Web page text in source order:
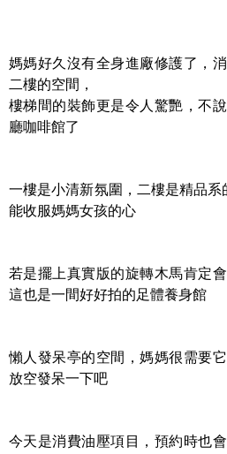
媽媽好久沒有全身進廠修護了，
二樓的空間，
樓梯間的裝飾更是令人驚艷，不
廳咖啡館了
一樓是小清新氛圍，二樓是精品
能收服媽媽女孩的心
若是擺上真實版的旋轉木馬肯定
這也是一間好好拍的足體養身館
懶人發呆亭的空間，媽媽很需要
放空發呆一下吧
今天是消費油壓項目，預約時也